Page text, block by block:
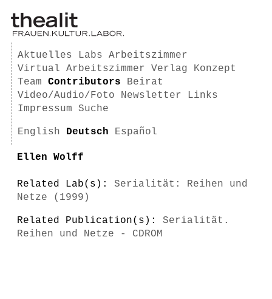
Aktuelles Labs
Arbeitszimmer
Virtual Arbeitszimmer
Verlag
Konzept
Team
Contributors
Beirat
Video/Audio/Foto
Newsletter
Links
Impressum
Suche
English Deutsch Español
Ellen Wolff
Related Lab(s): Serialität: Reihen und
Netze (1999)
Related Publication(s): Serialität.
Reihen und Netze - CDROM